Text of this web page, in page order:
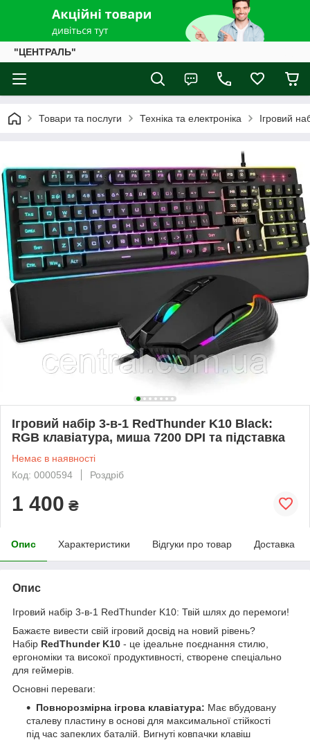
"ЦЕНТРАЛЬ"
Товари та послуги Техніка та електроніка Ігровий
Ігровий набір 3-в-1 RedThunder K10 Black:
RGB клавіатура, миша 7200 DPI та підставка
Немає в наявності
Код: 0000594
Роздріб
1 400 ₴
Опис Характеристики Відгуки про товар Доставка
Опис
Ігровий набір 3-в-1 RedThunder K10: Твій шлях до перемоги!
Бажаєте вивести свій ігровий досвід на новий рівень?
Набір RedThunder K10 - це ідеальне поєднання стилю,
ергономіки та високої продуктивності, створене спеціально
для геймерів.
Основні переваги:
Повнорозмірна ігрова клавіатура: Має вбудовану
сталеву пластину в основі для максимальної стійкості
під час запеклих баталій. Вигнуті ковпачки клавіш